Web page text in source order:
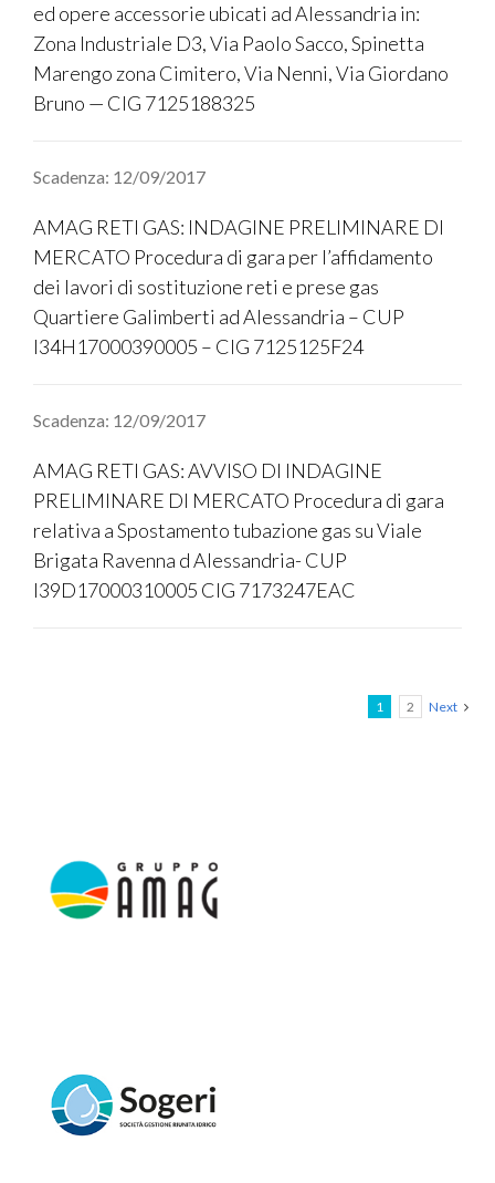
ed opere accessorie ubicati ad Alessandria in:
Zona Industriale D3, Via Paolo Sacco, Spinetta
Marengo zona Cimitero, Via Nenni, Via Giordano
Bruno — CIG 7125188325
Scadenza: 12/09/2017
AMAG RETI GAS: INDAGINE PRELIMINARE DI
MERCATO Procedura di gara per l’affidamento
dei lavori di sostituzione reti e prese gas
Quartiere Galimberti ad Alessandria – CUP
I34H17000390005 – CIG 7125125F24
Scadenza: 12/09/2017
AMAG RETI GAS: AVVISO DI INDAGINE
PRELIMINARE DI MERCATO Procedura di gara
relativa a Spostamento tubazione gas su Viale
Brigata Ravenna d Alessandria- CUP
I39D17000310005 CIG 7173247EAC
1 2 Next